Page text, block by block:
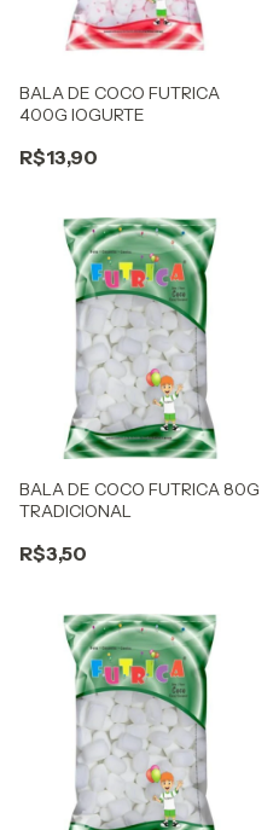
BALA DE COCO FUTRICA
400G IOGURTE
R$13,90
BALA DE COCO FUTRICA 80G
TRADICIONAL
R$3,50